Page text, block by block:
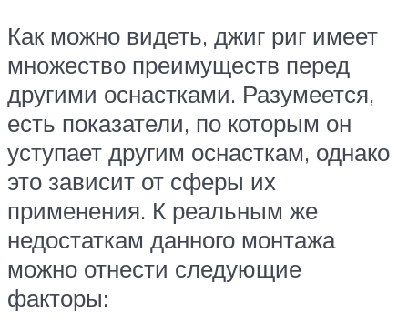
Как можно видеть, джиг риг имеет
множество преимуществ перед
другими оснастками. Разумеется,
есть показатели, по которым он
уступает другим оснасткам, однако
это зависит от сферы их
применения. К реальным же
недостаткам данного монтажа
можно отнести следующие
факторы: